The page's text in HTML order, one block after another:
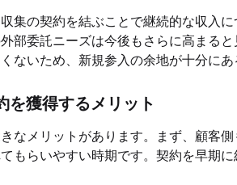
集の契約を結ぶことで継続的な収入
部委託ニーズは今後もさらに高まる
いため、新規参入の余地が十分にあ
を獲得するメリット
なメリットがあります。まず、顧客
もらいやすい時期です。契約を早期